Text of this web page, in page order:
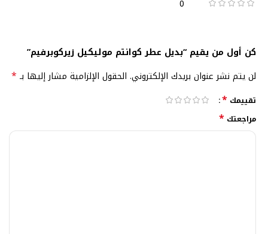
0
كن أول من يقيم “بديل عطر كوانتم موليكيل زيركوبرفيم”
لن يتم نشر عنوان بريدك الإلكتروني. الحقول الإلزامية مشار إليها بـ *
تقييمك *
مراجعتك *